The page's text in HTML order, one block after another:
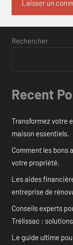
Rechercher
Recent
Transformez votre
maison essentiels.
Comment les bons
votre propriété.
Les aides
entreprise de
Conseils experts
Trélissac :
Le guide ultime